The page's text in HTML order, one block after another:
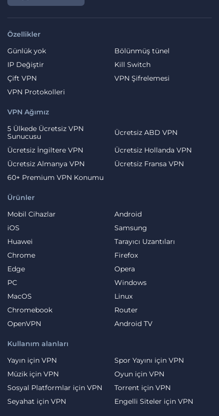
Özellikler
Günlük yok
Bölünmüş tünel
IP Değiştir
Kill Switch
Çift VPN
VPN Şifrelemesi
VPN Protokolleri
Ürünler
Mobil Cihazlar
Android
iOS
Samsung
Huawei
Tarayıcı Uzantıları
Chrome
Firefox
Edge
Opera
PC
Windows
MacOS
Linux
Chromebook
Router
OpenVPN
Android TV
Kullanım alanları
Yayın için VPN
Spor Yayını için VPN
Müzik için VPN
Oyun için VPN
Sosyal Platformlar için VPN
Torrent için VPN
Seyahat için VPN
Engelli Siteler için VPN
VPN Ağımız
5 Ülkede Ücretsiz VPN
Sunucusu
Ücretsiz ABD VPN
Ücretsiz İngiltere VPN
Ücretsiz Hollanda VPN
Ücretsiz Almanya VPN
Ücretsiz Fransa VPN
60+ Premium VPN Konumu